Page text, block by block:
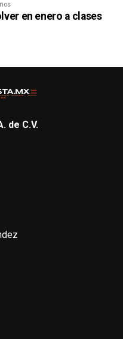
en enero a clases
de C.V.